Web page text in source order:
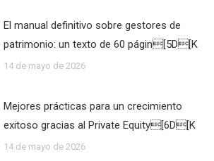
El manual definitivo sobre gestores de
patrimonio: un texto de 60 págin[5D[K
14 de mayo de 2026
Mejores prácticas para un crecimiento
exitoso gracias al Private Equity[6D[K
14 de mayo de 2026